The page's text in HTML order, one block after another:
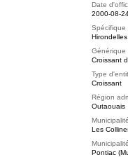
Date
2000-08-
Spécifique
Hirondelles
Générique
Croissant
Type
Croissant
Région
Outaouais
Les
Municipalité
Pontiac